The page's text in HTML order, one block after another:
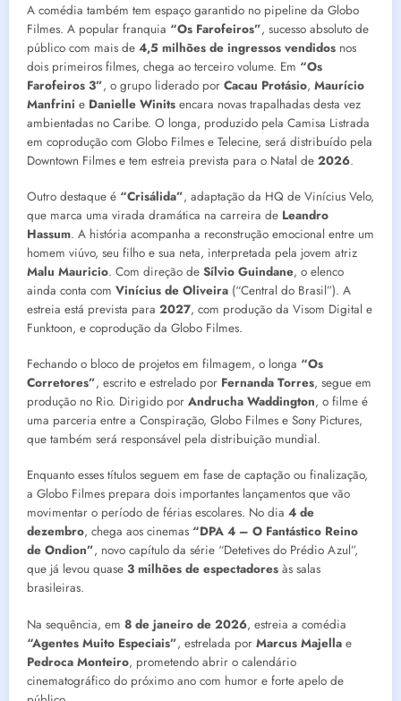
A comédia também tem espaço garantido no pipeline da Globo
Filmes. A popular franquia “Os Farofeiros”, sucesso absoluto de
público com mais de 4,5 milhões de ingressos vendidos nos
dois primeiros filmes, chega ao terceiro volume. Em “Os
Farofeiros 3”, o grupo liderado por Cacau Protásio, Maurício
Manfrini e Danielle Winits encara novas trapalhadas desta vez
ambientadas no Caribe. O longa, produzido pela Camisa Listrada
em coprodução com Globo Filmes e Telecine, será distribuído pela
Downtown Filmes e tem estreia prevista para o Natal de 2026.
Outro destaque é “Crisálida”, adaptação da HQ de Vinícius Velo,
que marca uma virada dramática na carreira de Leandro
Hassum. A história acompanha a reconstrução emocional entre um
homem viúvo, seu filho e sua neta, interpretada pela jovem atriz
Malu Mauricio. Com direção de Sílvio Guindane, o elenco
ainda conta com Vinícius de Oliveira (“Central do Brasil”). A
estreia está prevista para 2027, com produção da Visom Digital e
Funktoon, e coprodução da Globo Filmes.
Fechando o bloco de projetos em filmagem, o longa “Os
Corretores”, escrito e estrelado por Fernanda Torres, segue em
produção no Rio. Dirigido por Andrucha Waddington, o filme é
uma parceria entre a Conspiração, Globo Filmes e Sony Pictures,
que também será responsável pela distribuição mundial.
Enquanto esses títulos seguem em fase de captação ou finalização,
a Globo Filmes prepara dois importantes lançamentos que vão
movimentar o período de férias escolares. No dia 4 de
dezembro, chega aos cinemas “DPA 4 – O Fantástico Reino
de Ondion”, novo capítulo da série “Detetives do Prédio Azul”,
que já levou quase 3 milhões de espectadores às salas
brasileiras.
Na sequência, em 8 de janeiro de 2026, estreia a comédia
“Agentes Muito Especiais”, estrelada por Marcus Majella e
Pedroca Monteiro, prometendo abrir o calendário
cinematográfico do próximo ano com humor e forte apelo de